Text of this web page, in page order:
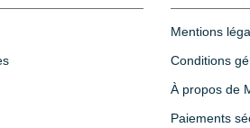
Mentions
Conditions
À propos de
Paiements